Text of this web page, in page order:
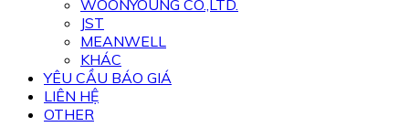
WOONYOUNG CO.,LTD.
JST
MEANWELL
KHÁC
YÊU CẦU BÁO GIÁ
LIÊN HỆ
OTHER